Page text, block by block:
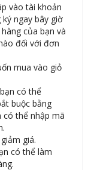
vào tài khoản
ngay bây giờ
của bạn và
đối với đơn
mua vào giỏ
có thể
buộc bằng
có thể nhập mã
giá.
có thể làm